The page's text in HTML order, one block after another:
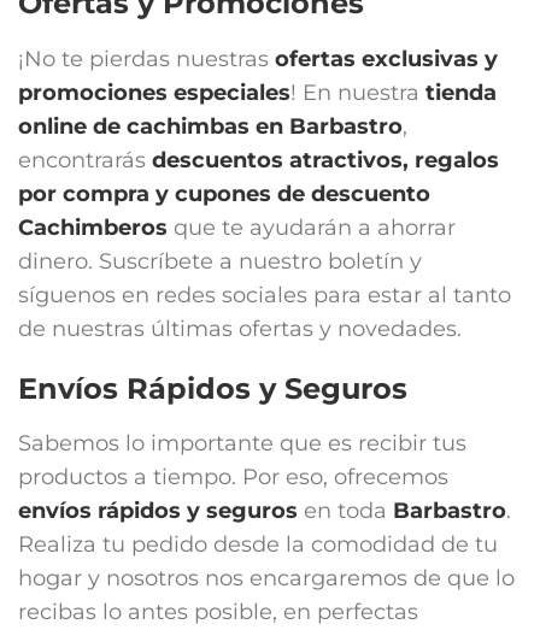
¡No te pierdas nuestras ofertas exclusivas y
promociones especiales! En nuestra tienda
online de cachimbas en Barbastro,
encontrarás descuentos atractivos, regalos
por compra y cupones de descuento
Cachimberos que te ayudarán a ahorrar
dinero. Suscríbete a nuestro boletín y
síguenos en redes sociales para estar al tanto
de nuestras últimas ofertas y novedades.
Envíos Rápidos y Seguros
Sabemos lo importante que es recibir tus
productos a tiempo. Por eso, ofrecemos
envíos rápidos y seguros en toda Barbastro.
Realiza tu pedido desde la comodidad de tu
hogar y nosotros nos encargaremos de que lo
recibas lo antes posible, en perfectas